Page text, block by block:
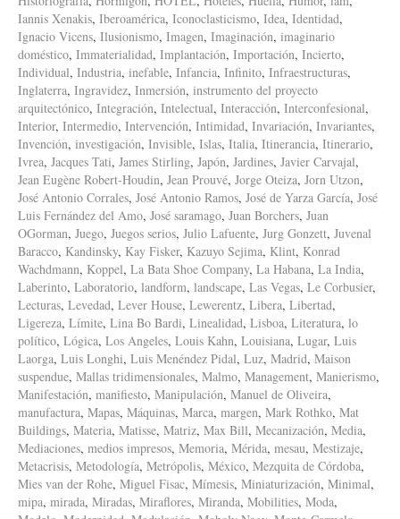
Iannis Xenakis, Iberoamérica, Iconoclasticismo, Idea, Identidad,
Ignacio Vicens, Ilusionismo, Imagen, Imaginación, imaginario
doméstico, Immaterialidad, Implantación, Importación, Incierto,
Individual, Industria, inefable, Infancia, Infinito, Infraestructuras,
Inglaterra, Ingravidez, Inmersión, instrumento del proyecto
arquitectónico, Integración, Intelectual, Interacción, Interconfesional,
Interior, Intermedio, Intervención, Intimidad, Invariación, Invariantes,
Invención, investigación, Invisible, Islas, Italia, Itinerancia, Itinerario,
Ivrea, Jacques Tati, James Stirling, Japón, Jardines, Javier Carvajal,
Jean Eugène Robert-Houdin, Jean Prouvé, Jorge Oteiza, Jorn Utzon,
José Antonio Corrales, José Antonio Ramos, José de Yarza García, José
Luis Fernández del Amo, José saramago, Juan Borchers, Juan
OGorman, Juego, Juegos serios, Julio Lafuente, Jurg Gonzett, Juvenal
Baracco, Kandinsky, Kay Fisker, Kazuyo Sejima, Klint, Konrad
Wachdmann, Koppel, La Bata Shoe Company, La Habana, La India,
Laberinto, Laboratorio, landform, landscape, Las Vegas, Le Corbusier,
Lecturas, Levedad, Lever House, Lewerentz, Libera, Libertad,
Ligereza, Límite, Lina Bo Bardi, Linealidad, Lisboa, Literatura, lo
político, Lógica, Los Angeles, Louis Kahn, Louisiana, Lugar, Luis
Laorga, Luis Longhi, Luis Menéndez Pidal, Luz, Madrid, Maison
suspendue, Mallas tridimensionales, Malmo, Management, Manierismo,
Manifestación, manifiesto, Manipulación, Manuel de Oliveira,
manufactura, Mapas, Máquinas, Marca, margen, Mark Rothko, Mat
Buildings, Materia, Matisse, Matriz, Max Bill, Mecanización, Media,
Mediaciones, medios impresos, Memoria, Mérida, mesau, Mestizaje,
Metacrisis, Metodología, Metrópolis, México, Mezquita de Córdoba,
Mies van der Rohe, Miguel Fisac, Mímesis, Miniaturización, Minimal,
mipa, mirada, Miradas, Miraflores, Miranda, Mobilities, Moda,